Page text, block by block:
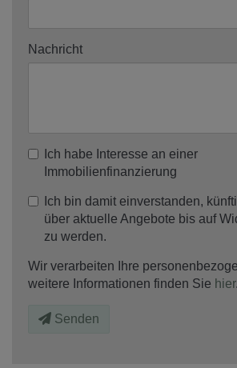
Nachricht
Ich habe Interesse an einer
Immobilienfinanzierung
Ich bin damit einverstanden,
über aktuelle Angebote bis auf
zu werden.
Wir verarbeiten Ihre
weitere Informationen finden Sie hier.
Senden